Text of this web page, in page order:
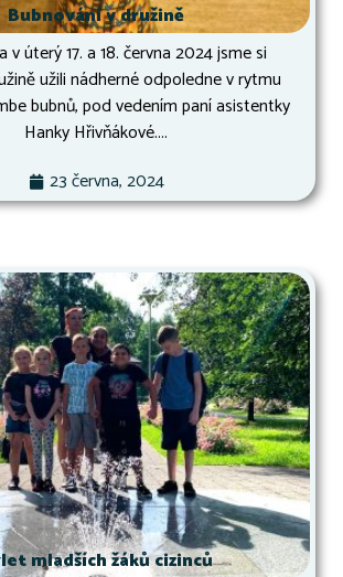
Bubnování v družině
v úterý 17. a 18. června 2024 jsme si
užili nádherné odpoledne v rytmu
bubnů, pod vedením paní asistentky
Hanky Hřivňákové....
23 června, 2024
mladších žáků cizinců